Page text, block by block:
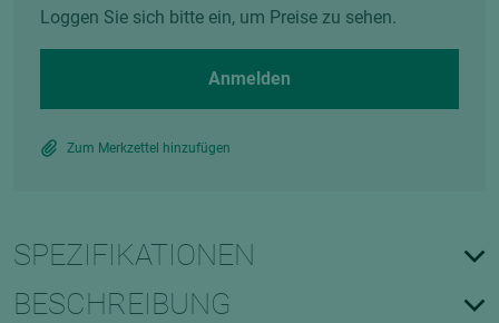
Loggen Sie sich bitte ein, um Preise zu sehen.
Anmelden
Zum Merkzettel hinzufügen
SPEZIFIKATIONEN
BESCHREIBUNG